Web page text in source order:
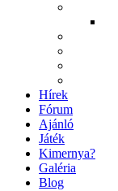
Hírek
Fórum
Ajánló
Játék
Kimernya?
Galéria
Blog